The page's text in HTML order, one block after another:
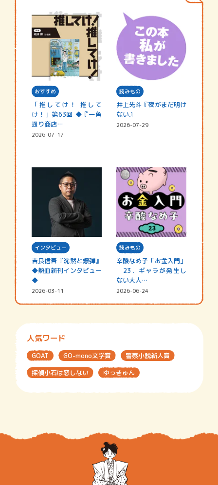
おすすめ
「推してけ！ 推して
け！」第63回 ◆『一角
通り商店…
2026-07-17
読みもの
井上先斗『夜がまだ明け
ない』
2026-07-29
インタビュー
吉良信吾『沈黙と爆弾』
◆熱血新刊インタビュー
◆
2026-03-11
読みもの
辛酸なめ子「お金入門」
23．ギャラが発生し
ない大人…
2026-06-24
人気ワード
GOAT GO-mono文学賞
警察小説新人賞
探偵小石は恋しない
ゆっきゅん